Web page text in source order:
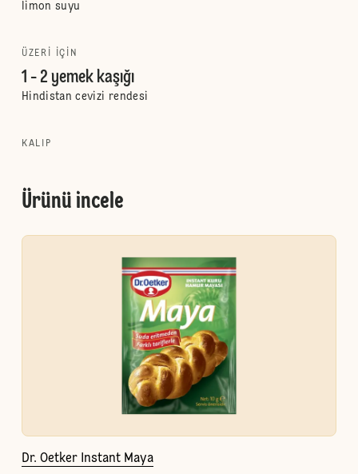
limon suyu
ÜZERI IÇIN
1 - 2 yemek kaşığı
Hindistan cevizi rendesi
KALIP
Ürünü incele
Dr. Oetker Instant Maya